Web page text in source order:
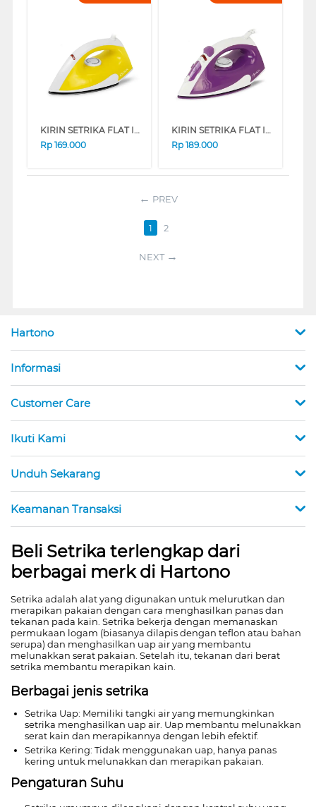
KIRIN SETRIKA FLAT IRON FKRIR-00-310N
Rp 169.000
KIRIN SETRIKA FLAT IRON FKRIR-00-310S
Rp 189.000
PREV
1 2
NEXT
Hartono
Informasi
Customer Care
Ikuti Kami
Unduh Sekarang
Keamanan Transaksi
Beli Setrika terlengkap dari
berbagai merk di Hartono
Setrika adalah alat yang digunakan untuk melurutkan dan
merapikan pakaian dengan cara menghasilkan panas dan
tekanan pada kain. Setrika bekerja dengan memanaskan
permukaan logam (biasanya dilapis dengan teflon atau bahan
serupa) dan menghasilkan uap air yang membantu
melunakkan serat pakaian. Setelah itu, tekanan dari berat
setrika membantu merapikan kain.
Berbagai jenis setrika
Setrika Uap: Memiliki tangki air yang memungkinkan
setrika menghasilkan uap air. Uap membantu melunakkan
serat kain dan merapikannya dengan lebih efektif.
Setrika Kering: Tidak menggunakan uap, hanya panas
kering untuk melunakkan dan merapikan pakaian.
Pengaturan Suhu